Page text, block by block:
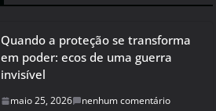
Quando a proteção se transforma
em poder: ecos de uma guerra
invisível
maio 25, 2026 nenhum comentário